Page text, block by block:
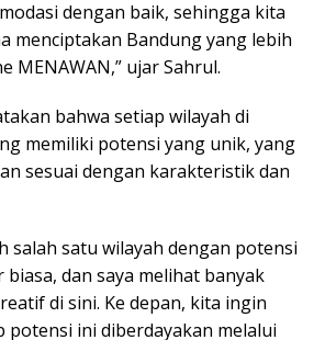
dengan baik, sehingga kita
menciptakan Bandung yang lebih
MENAWAN,” ujar Sahrul.
bahwa setiap wilayah di
memiliki potensi yang unik, yang
sesuai dengan karakteristik dan
salah satu wilayah dengan potensi
dan saya melihat banyak
di sini. Ke depan, kita ingin
potensi ini diberdayakan melalui